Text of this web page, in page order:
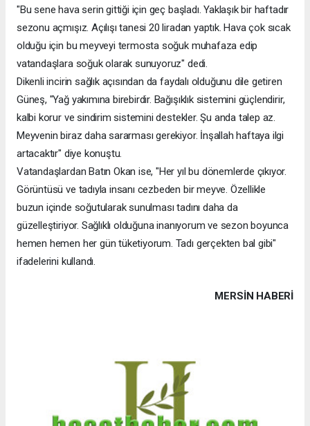
"Bu sene hava serin gittiği için geç başladı. Yaklaşık bir haftadır
sezonu açmışız. Açılışı tanesi 20 liradan yaptık. Hava çok sıcak
olduğu için bu meyveyi termosta soğuk muhafaza edip
vatandaşlara soğuk olarak sunuyoruz" dedi.
Dikenli incirin sağlık açısından da faydalı olduğunu dile getiren
Güneş, "Yağ yakımına birebirdir. Bağışıklık sistemini güçlendirir,
kalbi korur ve sindirim sistemini destekler. Şu anda talep az.
Meyvenin biraz daha sararması gerekiyor. İnşallah haftaya ilgi
artacaktır" diye konuştu.
Vatandaşlardan Batın Okan ise, "Her yıl bu dönemlerde çıkıyor.
Görüntüsü ve tadıyla insanı cezbeden bir meyve. Özellikle
buzun içinde soğutularak sunulması tadını daha da
güzelleştiriyor. Sağlıklı olduğuna inanıyorum ve sezon boyunca
hemen hemen her gün tüketiyorum. Tadı gerçekten bal gibi"
ifadelerini kullandı.
MERSIN HABERİ